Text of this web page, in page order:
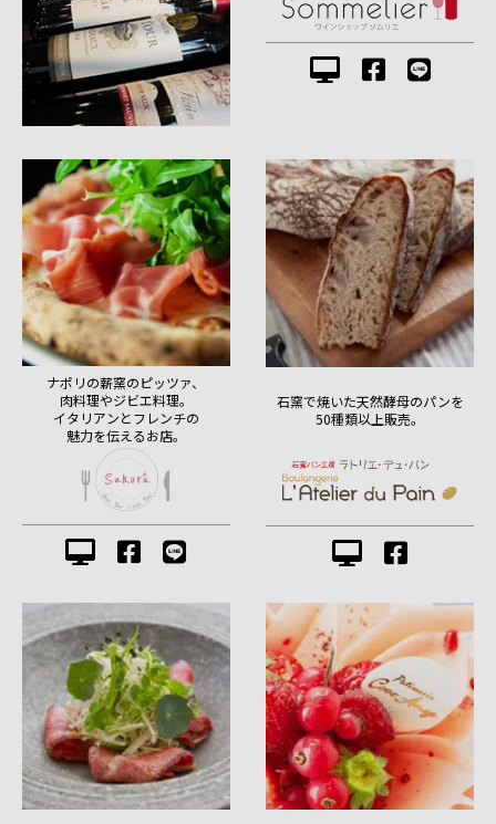
ナポリの薪窯のピッツァ、
肉料理やジビエ料理。
イタリアンとフレンチの
魅力を伝えるお店。
石窯で焼いた天然酵母のパンを
50種類以上販売。